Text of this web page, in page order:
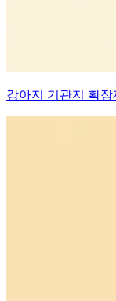
강아지 기관지 확